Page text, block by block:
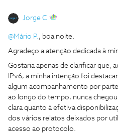
Jorge C
@Mário P., boa noite.
Agradeço a atenção dedicada à
Gostaria apenas de clarificar que,
IPv6, a minha intenção foi
algum acompanhamento por
ao longo do tempo, nunca
clara quanto à efetiva
dos vários relatos deixados por
acesso ao protocolo.